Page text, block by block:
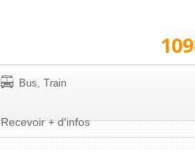
Bus, Train
Recevoir + d'infos